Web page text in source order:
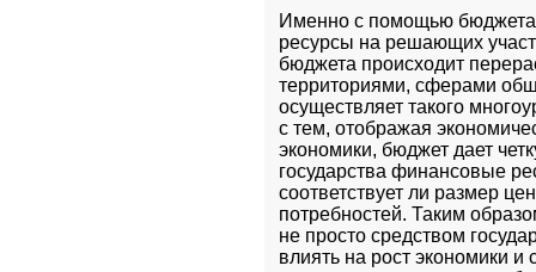
Именно с помощью бюджета
ресурсы на решающих
бюджета происходит
территориями, сферами
осуществляет такого
с тем, отображая
экономики, бюджет дает
государства финансовые
соответствует ли размер
потребностей. Таким
не просто средством
влиять на рост экономики